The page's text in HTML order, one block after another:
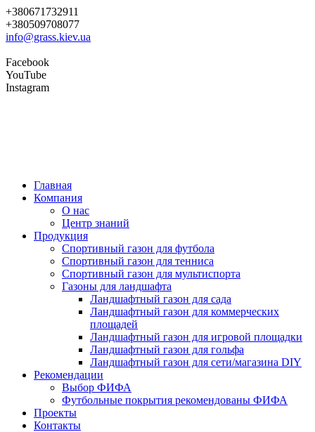
+380671732911
+380509708077
info@grass.kiev.ua
Facebook
YouTube
Instagram
Главная
Компания
О нас
Центр знаний
Продукция
Cпортивный газон для футбола
Cпортивный газон для тенниса
Cпортивный газон для мультиспорта
Газоны для ландшафта
Ландшафтный газон для сада
Ландшафтный газон для коммерческих
площадей
Ландшафтный газон для игровой площадки
Ландшафтный газон для гольфа
Ландшафтный газон для сети/магазина DIY
Рекомендации
Выбор ФИФА
Футбольные покрытия рекомендованы ФИФА
Проекты
Контакты